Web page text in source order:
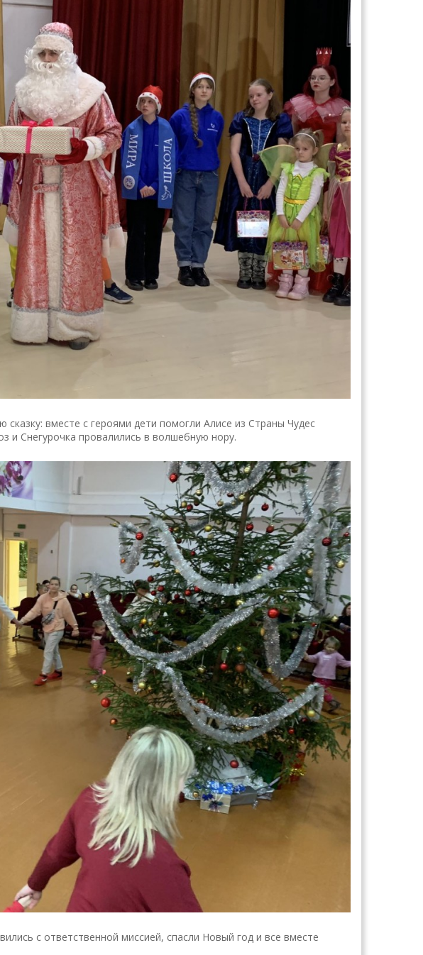
вместе с героями дети помогли Алисе из Страны Чудес
и Снегурочка провалились в волшебную нору.
с ответственной миссией, спасли Новый год и все вместе